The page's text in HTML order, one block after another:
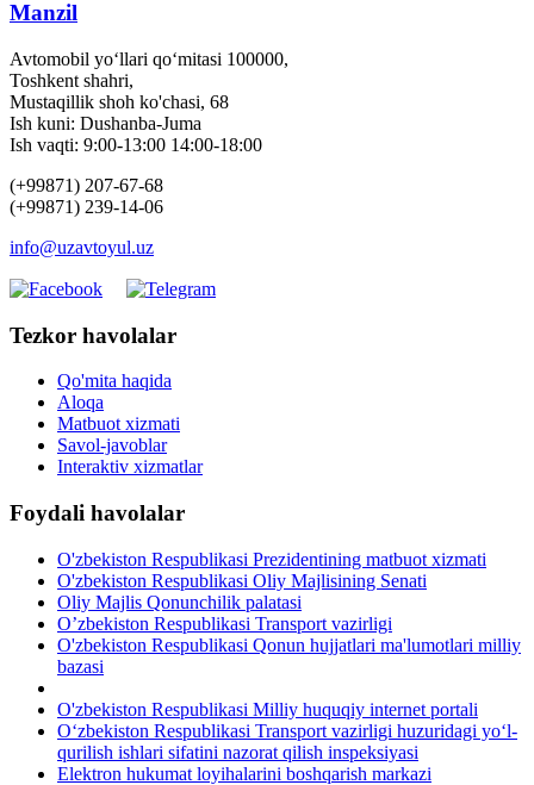
Manzil
Avtomobil yo‘llari qo‘mitasi 100000,
Toshkent shahri,
Mustaqillik shoh ko'chasi, 68
Ish kuni: Dushanba-Juma
Ish vaqti: 9:00-13:00 14:00-18:00
(+99871) 207-67-68
(+99871) 239-14-06
info@uzavtoyul.uz
Tezkor havolalar
Qo'mita haqida
Aloqa
Matbuot xizmati
Savol-javoblar
Interaktiv xizmatlar
Foydali havolalar
O'zbekiston Respublikasi Prezidentining matbuot xizmati
O'zbekiston Respublikasi Oliy Majlisining Senati
Oliy Majlis Qonunchilik palatasi
O’zbekiston Respublikasi Transport vazirligi
O'zbekiston Respublikasi Qonun hujjatlari ma'lumotlari milliy
bazasi
O'zbekiston Respublikasi Milliy huquqiy internet portali
O‘zbekiston Respublikasi Transport vazirligi huzuridagi yo‘l-
qurilish ishlari sifatini nazorat qilish inspeksiyasi
Elektron hukumat loyihalarini boshqarish markazi